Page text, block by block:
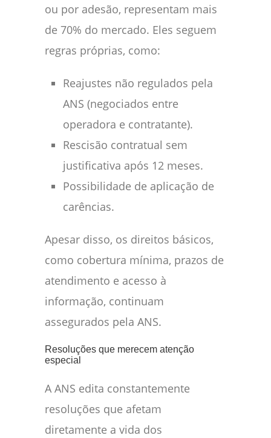
ou por adesão, representam mais
de 70% do mercado. Eles seguem
regras próprias, como:
Reajustes não regulados pela
ANS (negociados entre
operadora e contratante).
Rescisão contratual sem
justificativa após 12 meses.
Possibilidade de aplicação de
carências.
Apesar disso, os direitos básicos,
como cobertura mínima, prazos de
atendimento e acesso à
informação, continuam
assegurados pela ANS.
Resoluções que merecem atenção
especial
A ANS edita constantemente
resoluções que afetam
diretamente a vida dos